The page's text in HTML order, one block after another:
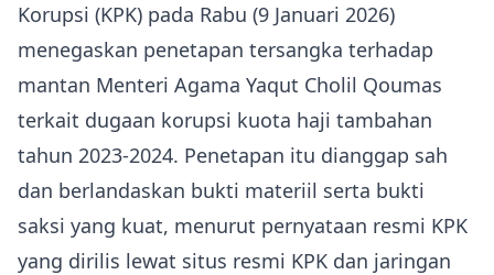
Korupsi (KPK) pada Rabu (9 Januari 2026)
menegaskan penetapan tersangka terhadap
mantan Menteri Agama Yaqut Cholil Qoumas
terkait dugaan korupsi kuota haji tambahan
tahun 2023-2024. Penetapan itu dianggap sah
dan berlandaskan bukti materiil serta bukti
saksi yang kuat, menurut pernyataan resmi KPK
yang dirilis lewat situs resmi KPK dan jaringan